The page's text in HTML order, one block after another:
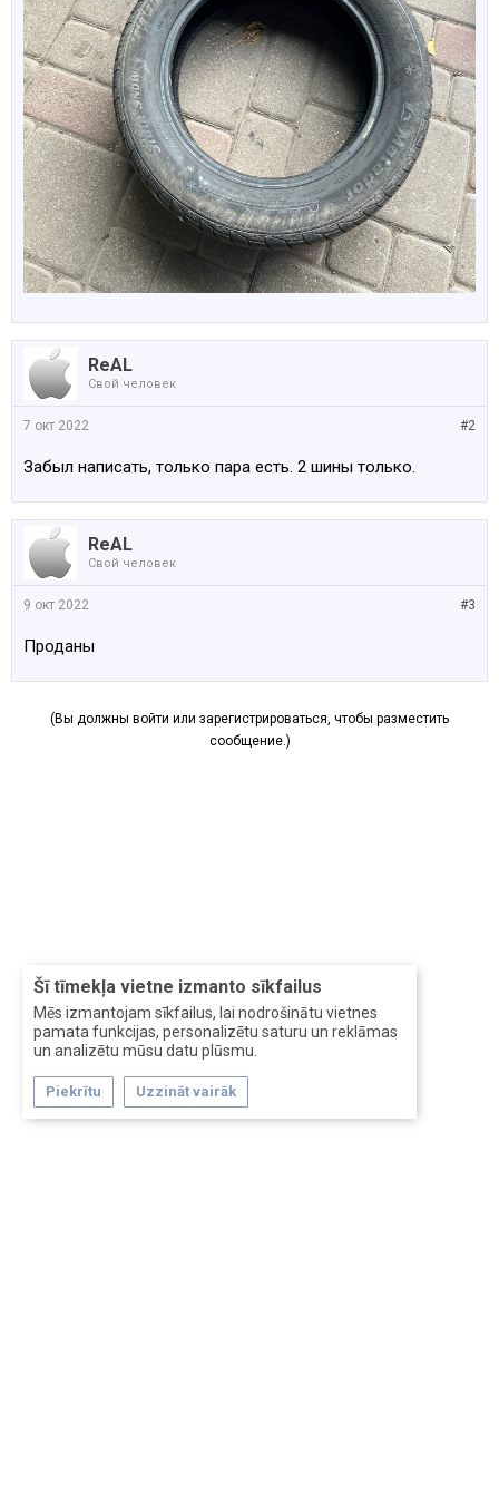
Šī tīmekļa vietne izmanto sīkfailus
Mēs izmantojam sīkfailus, lai nodrošinātu vietnes
pamata funkcijas, personalizētu saturu un reklāmas
un analizētu mūsu datu plūsmu.
Piekrītu Uzzināt vairāk
ReAL
Свой человек
#2
7 окт 2022
Забыл написать, только пара есть. 2 шины только.
ReAL
Свой человек
#3
9 окт 2022
Проданы
(Вы должны войти или зарегистрироваться, чтобы разместить
сообщение.)